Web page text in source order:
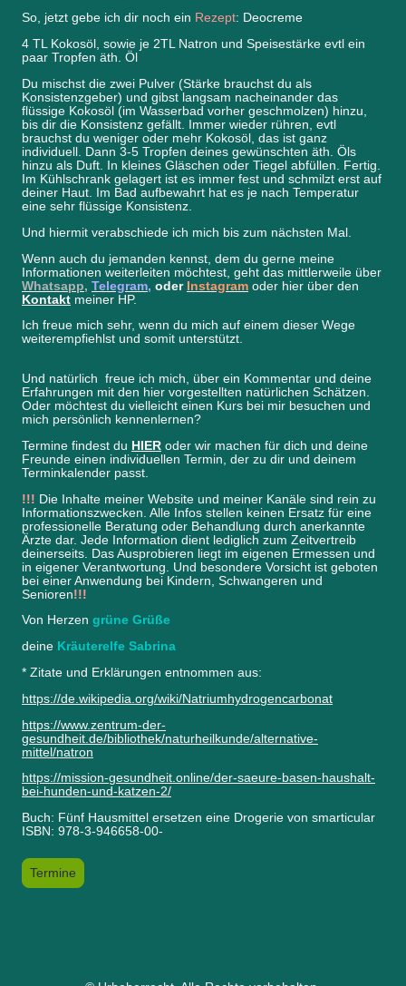
So, jetzt gebe ich dir noch ein Rezept: Deocreme
4 TL Kokosöl, sowie je 2TL Natron und Speisestärke evtl ein
paar Tropfen äth. Öl
Du mischst die zwei Pulver (Stärke brauchst du als
Konsistenzgeber) und gibst langsam nacheinander das
flüssige Kokosöl (im Wasserbad vorher geschmolzen) hinzu,
bis dir die Konsistenz gefällt. Immer wieder rühren, evtl
brauchst du weniger oder mehr Kokosöl, das ist ganz
individuell. Dann 3-5 Tropfen deines gewünschten äth. Öls
hinzu als Duft. In kleines Gläschen oder Tiegel abfüllen. Fertig.
Im Kühlschrank gelagert ist es immer fest und schmilzt erst auf
deiner Haut. Im Bad aufbewahrt hat es je nach Temperatur
eine sehr flüssige Konsistenz.
Und hiermit verabschiede ich mich bis zum nächsten Mal.
Wenn auch du jemanden kennst, dem du gerne meine
Informationen weiterleiten möchtest, geht das mittlerweile über
Whatsapp, Telegram, oder Instagram oder hier über den
Kontakt meiner HP.
Ich freue mich sehr, wenn du mich auf einem dieser Wege
weiterempfiehlst und somit unterstützt.
Und natürlich freue ich mich, über ein Kommentar und deine
Erfahrungen mit den hier vorgestellten natürlichen Schätzen.
Oder möchtest du vielleicht einen Kurs bei mir besuchen und
mich persönlich kennenlernen?
Termine findest du HIER oder wir machen für dich und deine
Freunde einen individuellen Termin, der zu dir und deinem
Terminkalender passt.
!!! Die Inhalte meiner Website und meiner Kanäle sind rein zu
Informationszwecken. Alle Infos stellen keinen Ersatz für eine
professionelle Beratung oder Behandlung durch anerkannte
Ärzte dar. Jede Information dient lediglich zum Zeitvertreib
deinerseits. Das Ausprobieren liegt im eigenen Ermessen und
in eigener Verantwortung. Und besondere Vorsicht ist geboten
bei einer Anwendung bei Kindern, Schwangeren und
Senioren!!!
Von Herzen grüne Grüße
deine Kräuterelfe Sabrina
* Zitate und Erklärungen entnommen aus:
https://de.wikipedia.org/wiki/Natriumhydrogencarbonat
https://www.zentrum-der-
gesundheit.de/bibliothek/naturheilkunde/alternative-
mittel/natron
https://mission-gesundheit.online/der-saeure-basen-haushalt-
bei-hunden-und-katzen-2/
Buch: Fünf Hausmittel ersetzen eine Drogerie von smarticular
ISBN: 978-3-946658-00-
Termine